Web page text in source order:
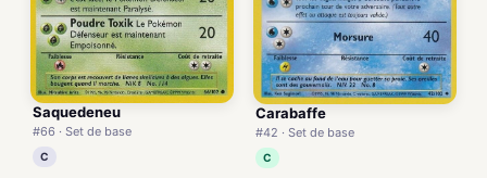
Saquedeneu
#66 · Set de base
C
Carabaffe
#42 · Set de base
C